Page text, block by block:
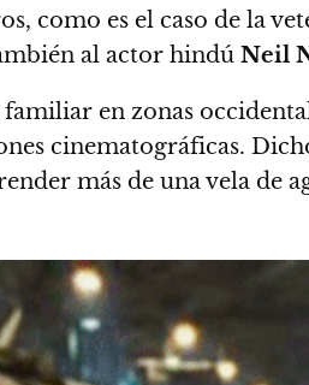
como es el caso de la
al actor hindú Neil
en zonas
cinematográficas.
más de una vela de